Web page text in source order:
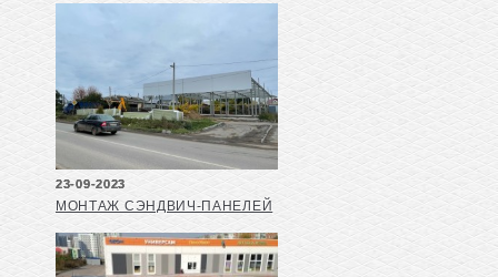
23-09-2023
МОНТАЖ СЭНДВИЧ-ПАНЕЛЕЙ